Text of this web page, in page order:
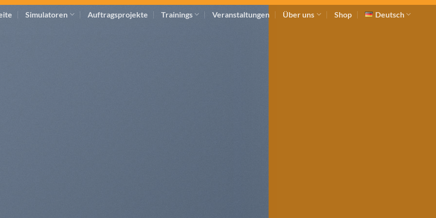
Simulatoren Auftragsprojekte Trainings Veranstaltungen Über uns Shop Deutsch